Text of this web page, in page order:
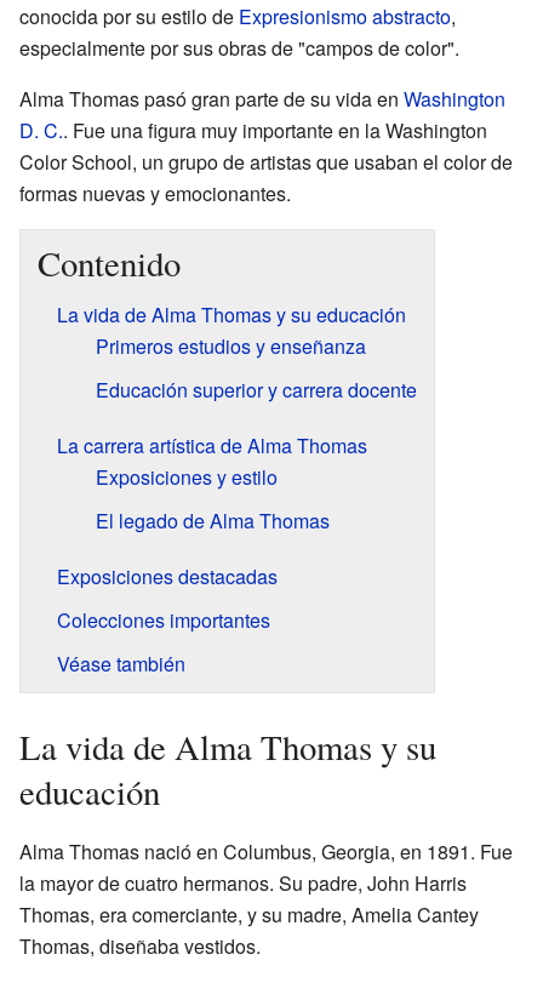
conocida por su estilo de Expresionismo abstracto,
especialmente por sus obras de "campos de color".
Alma Thomas pasó gran parte de su vida en Washington
D. C.. Fue una figura muy importante en la Washington
Color School, un grupo de artistas que usaban el color de
formas nuevas y emocionantes.
Contenido
La vida de Alma Thomas y su educación
Primeros estudios y enseñanza
Educación superior y carrera docente
La carrera artística de Alma Thomas
Exposiciones y estilo
El legado de Alma Thomas
Exposiciones destacadas
Colecciones importantes
Véase también
La vida de Alma Thomas y su
educación
Alma Thomas nació en Columbus, Georgia, en 1891. Fue
la mayor de cuatro hermanos. Su padre, John Harris
Thomas, era comerciante, y su madre, Amelia Cantey
Thomas, diseñaba vestidos.